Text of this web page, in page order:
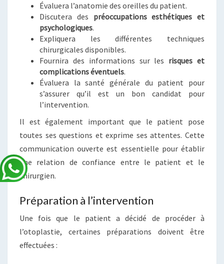
Évaluera l’anatomie des oreilles du patient.
Discutera des préoccupations esthétiques et
psychologiques.
Expliquera les différentes techniques
chirurgicales disponibles.
Fournira des informations sur les risques et
complications éventuels.
Évaluera la santé générale du patient pour
s’assurer qu’il est un bon candidat pour
l’intervention.
Il est également important que le patient pose
toutes ses questions et exprime ses attentes. Cette
communication ouverte est essentielle pour établir
une relation de confiance entre le patient et le
chirurgien.
Préparation à l’intervention
Une fois que le patient a décidé de procéder à
l’otoplastie, certaines préparations doivent être
effectuées :